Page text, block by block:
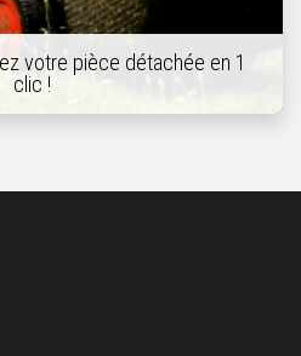
votre pièce détachée en 1
clic !